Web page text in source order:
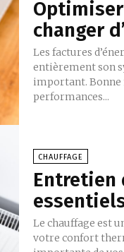
changer
Les factures
entièrement son
important. Bonne
performances...
CHAUFFAGE
Entretien
Le chauffage est
votre confort